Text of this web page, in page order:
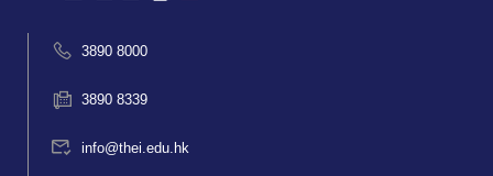
3890 8000
3890 8339
info@thei.edu.hk